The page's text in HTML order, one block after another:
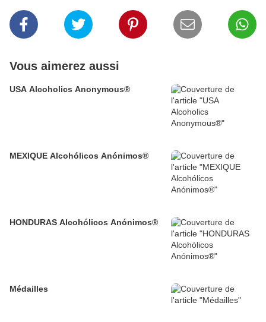
Vous aimerez aussi
USA Alcoholics Anonymous®
MEXIQUE Alcohólicos Anónimos®
HONDURAS Alcohólicos Anónimos®
Médailles